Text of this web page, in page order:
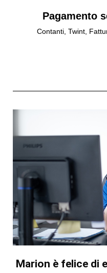
Pagamento
Contanti, Twint,
Marion è felice di